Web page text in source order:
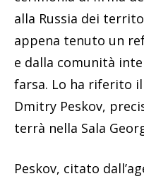
alla Russia dei
appena tenuto un
e dalla comunità
farsa. Lo ha riferito
Dmitry Peskov,
terrà nella Sala
Peskov, citato